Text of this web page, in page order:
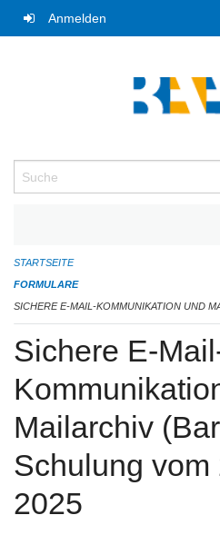
NavigationAnmelden
UNTERNEHMERFRÜHSTÜCK
BIBLIOTHEK
TRAUTERMINE
STARTSEITE
FORMULARE
Sichere E-
Mailarchiv
Schulung vom
2025